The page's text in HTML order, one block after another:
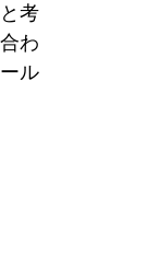
考
わ
ル